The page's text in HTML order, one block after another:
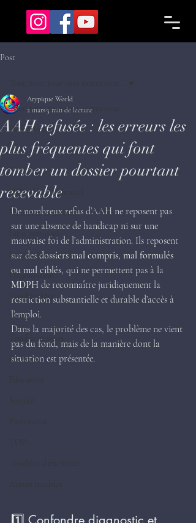
Post
Tout, tout, tout vous saurez tout…
Définitions
TSA
TDA/H
HQI - Haut Potentiel
Vous avez la parole !
Infos pratiques
Interactions sociales
Organisation
Troubles Dys.
TOC
Trouble anxieux
Portraits
TOP
Troubles alimentaire
Tout, tout, tout vous saurez tout…
AAH refusée : les erreurs les
plus fréquentes qui font
tomber un dossier pourtant
recevable
Atypique World
2 mars3 min de lecture
De nombreux refus d’AAH ne reposent pas
sur une absence de handicap ni sur une
mauvaise foi de l’administration. Ils reposent
sur des dossiers mal compris, mal formulés
ou mal ciblés, qui ne permettent pas à la
MDPH de reconnaître juridiquement la
restriction substantielle et durable d’accès à
l’emploi.
Dans la majorité des cas, le problème ne vient
pas du fond, mais de la manière dont la
situation est présentée.
1️⃣ Confondre diagnostic et